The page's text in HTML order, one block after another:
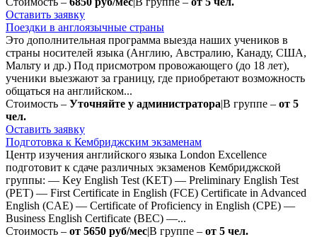
Оставить заявку
Поездки в англоязычные страны
Это дополнительная программа выезда наших учеников в
страны носителей языка (Англию, Австралию, Канаду, США,
Мальту и др.) Под присмотром провожающего (до 18 лет),
ученики выезжают за границу, где приобретают возможность
общаться на английском...
Стоимость – Уточняйте у администратора|В группе – от 5
чел.
Оставить заявку
Подготовка к Кембриджским экзаменам
Центр изучения английского языка London Excellence
подготовит к сдаче различных экзаменов Кембриджской
группы: — Key English Test (KET) — Preliminary English Test
(PET) — First Certificate in English (FCE) Certificate in Advanced
English (CAE) — Certificate of Proficiency in English (CPE) —
Business English Certificate (BEC) —...
Стоимость – от 5650 руб/мес|В группе – от 5 чел.